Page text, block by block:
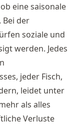
eine saisonale
der
soziale und
werden. Jedes
jeder Fisch,
leidet unter
als alles
Verluste